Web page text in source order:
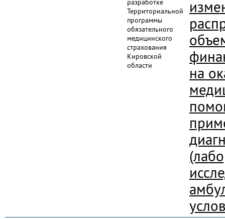
разработке
Территориальной
программы
обязательного
медицинского
страхования
Кировской
области
на